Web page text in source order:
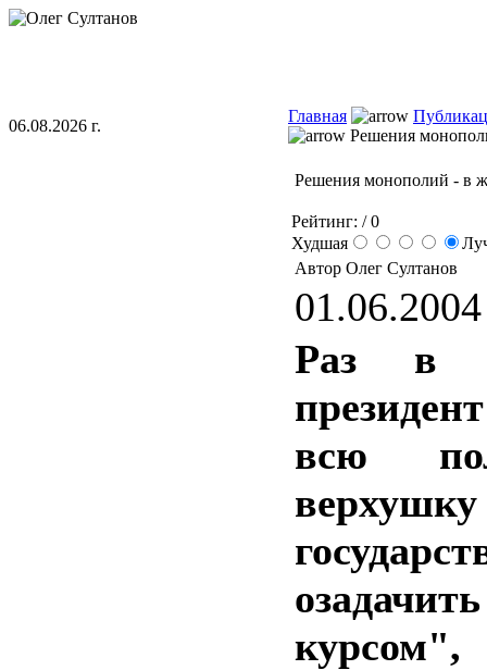
06.08.2026 г.
Главная
Решения
Решения монополий - в
Рейтинг: / 0
Худшая
Автор Олег Султанов
01.06.2004
Раз в
всю
верхушку
курсом",